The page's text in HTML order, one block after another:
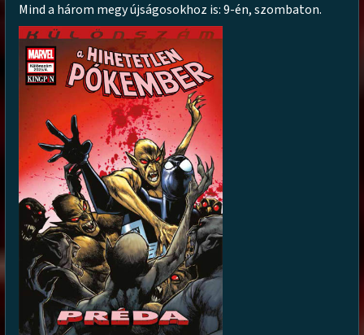
Mind a három megy újságosokhoz is: 9-én, szombaton.